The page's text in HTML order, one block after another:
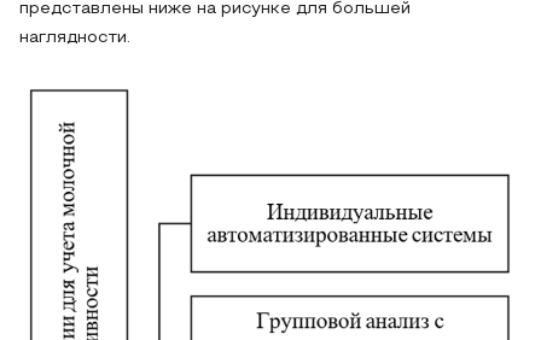
представлены ниже на рисунке для большей
наглядности.